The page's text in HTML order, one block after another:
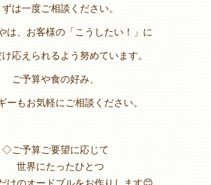
ずは一度ご相談ください。
は、お客様の「こうしたい！」に
応えられるよう努めています。
ご予算や食の好み、
ーもお気軽にご相談ください。
◇ご予算ご要望に応じて
世界にたったひとつ